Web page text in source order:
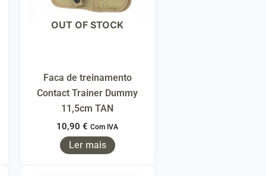
OUT OF STOCK
Faca de treinamento
Contact Trainer Dummy
11,5cm TAN
10,90€ Com IVA
Ler mais